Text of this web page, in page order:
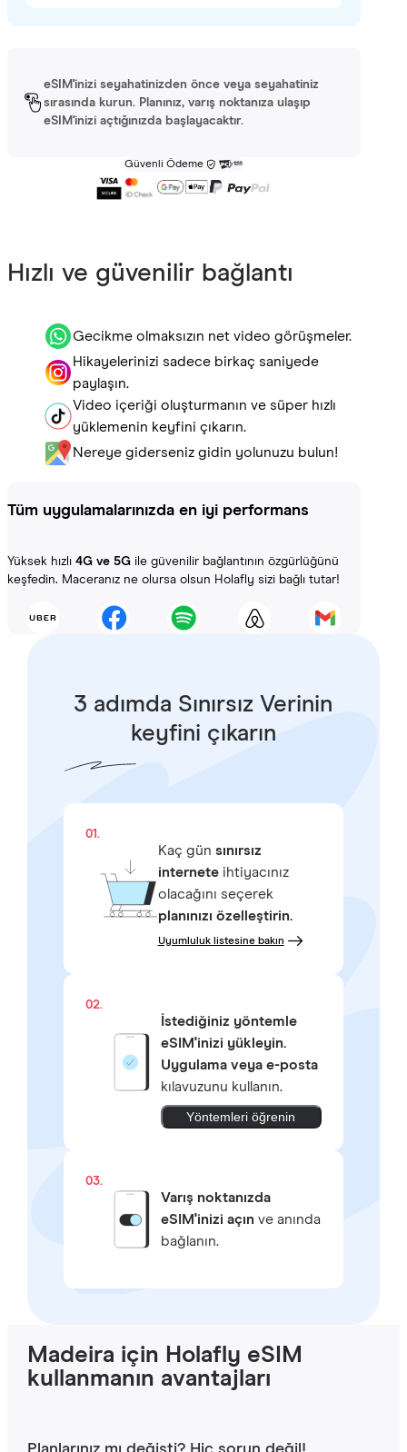
eSIM'inizi seyahatinizden önce veya seyahatiniz
sırasında kurun. Planınız, varış noktanıza ulaşıp
eSIM'inizi açtığınızda başlayacaktır.
Güvenli Ödeme
Hızlı ve güvenilir bağlantı
Gecikme olmaksızın net video görüşmeler.
Hikayelerinizi sadece birkaç saniyede
paylaşın.
Video içeriği oluşturmanın ve süper hızlı
yüklemenin keyfini çıkarın.
Nereye giderseniz gidin yolunuzu bulun!
Tüm uygulamalarınızda en iyi performans
Yüksek hızlı 4G ve 5G ile güvenilir bağlantının özgürlüğünü
keşfedin. Maceranız ne olursa olsun Holafly sizi bağlı tutar!
3 adımda Sınırsız Verinin
keyfini çıkarın
01.
Kaç gün sınırsız
interneteihtiyacınız
olacağını seçerek
planınızı özelleştirin.
Uyumluluk listesine bakın
02.
İstediğiniz yöntemle
eSIM'inizi yükleyin.
Uygulama veya e-posta
kılavuzunu kullanın.
Yöntemleri öğrenin
03.
Varış noktanızda
eSIM'inizi açınve anında
bağlanın.
Madeira için Holafly eSIM
kullanmanın avantajları